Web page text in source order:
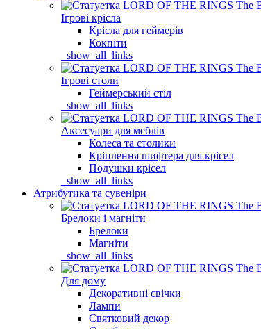
Ігрові крісла
Крісла для геймерів
Кокпіти
_show_all_links
Ігрові столи
Геймерський стіл
_show_all_links
Аксесуари для меблів
Колеса та столики
Кріплення шифтера для крісел
Подушки крісел
_show_all_links
Атрибутика та сувеніри
Брелоки і магніти
Брелоки
Магніти
_show_all_links
Для дому
Декоративні свічки
Лампи
Святковий декор